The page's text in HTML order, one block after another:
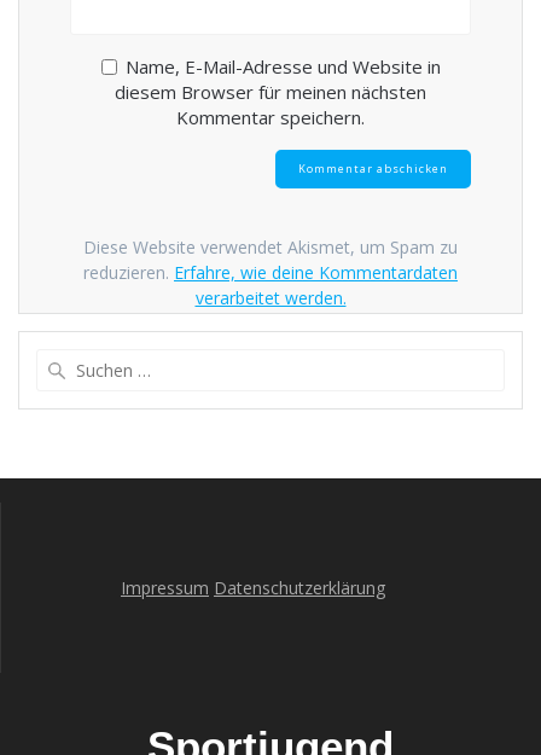
Name, E-Mail-Adresse und Website in
diesem Browser für meinen nächsten
Kommentar speichern.
Diese Website verwendet Akismet, um Spam zu
reduzieren. Erfahre, wie deine Kommentardaten
verarbeitet werden.
Impressum Datenschutzerklärung